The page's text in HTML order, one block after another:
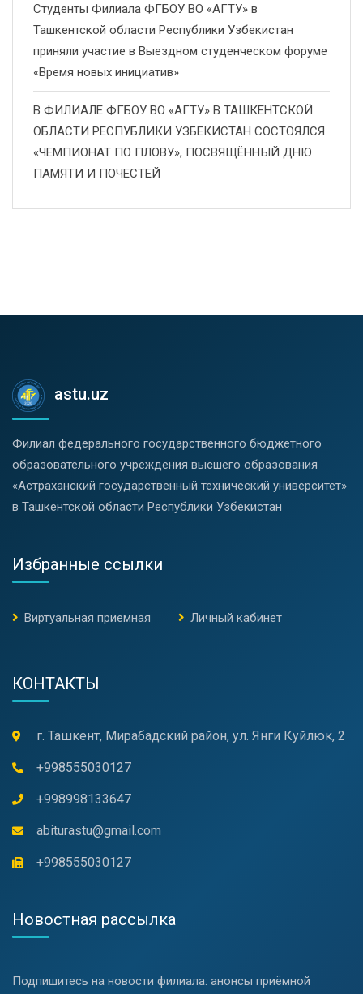
Студенты Филиала ФГБОУ ВО «АГТУ» в
Ташкентской области Республики Узбекистан
приняли участие в Выездном студенческом форуме
«Время новых инициатив»
В ФИЛИАЛЕ ФГБОУ ВО «АГТУ» В ТАШКЕНТСКОЙ
ОБЛАСТИ РЕСПУБЛИКИ УЗБЕКИСТАН СОСТОЯЛСЯ
«ЧЕМПИОНАТ ПО ПЛОВУ», ПОСВЯЩЁННЫЙ ДНЮ
ПАМЯТИ И ПОЧЕСТЕЙ
astu.uz
Филиал федерального государственного бюджетного
образовательного учреждения высшего образования
«Астраханский государственный технический университет»
в Ташкентской области Республики Узбекистан
Избранные ссылки
Виртуальная приемная Личный кабинет
КОНТАКТЫ
г. Ташкент, Мирабадский район, ул. Янги Куйлюк, 2
+998555030127
+998998133647
abiturastu@gmail.com
+998555030127
Новостная рассылка
Подпишитесь на новости филиала: анонсы приёмной